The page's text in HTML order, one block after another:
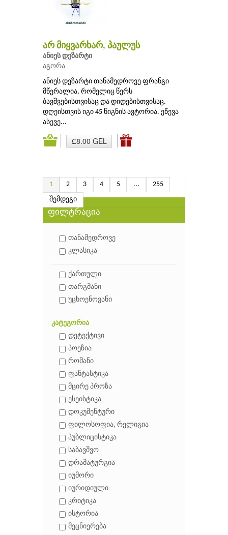
არ მიყვარხარ, პაულუს
ანიეს დეზარტი
აგორა
ანიეს დეზარტი თანამედროვე ფრანგი
მწერალია, რომელიც წერს
ბავშვებისთვისაც და დიდებისთვისაც.
დღეისთვის იგი 45 წიგნის ავტორია. ეწევა
ასევე...
₾8.00 GEL
1 2 3 4 5 ...
255
შემდეგი
ფილტრაცია
თანამედროვე
კლასიკა
ქართული
თარგმანი
უცხოენოვანი
კატეგორია
დეტექტივი
პოეზია
რომანი
ფანტასტიკა
მცირე პროზა
ესეისტიკა
დოკუმენტური
ფილოსოფია, რელიგია
პუბლიცისტიკა
საბავშვო
დრამატურგია
იუმორი
იურიდიული
კრიტიკა
ისტორია
მეცნიერება